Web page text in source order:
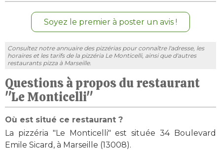
Soyez le premier à poster un avis !
Consultez notre annuaire des pizzérias pour connaître l'adresse, les
horaires et les tarifs de la pizzéria Le Monticelli, ainsi que d'autres
restaurants pizza à Marseille.
Questions à propos du restaurant
"Le Monticelli"
Où est situé ce restaurant ?
La pizzéria "Le Monticelli" est située 34 Boulevard
Emile Sicard, à Marseille (13008).